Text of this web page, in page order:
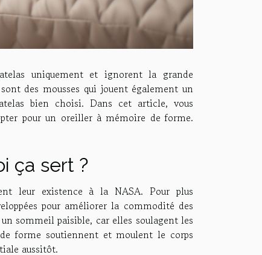
uniquement et ignorent la grande
des mousses qui jouent également un
bien choisi. Dans cet article, vous
pour un oreiller à mémoire de forme.
ça sert ?
leur existence à la NASA. Pour plus
pour améliorer la commodité des
sommeil paisible, car elles soulagent les
forme soutiennent et moulent le corps
aussitôt.